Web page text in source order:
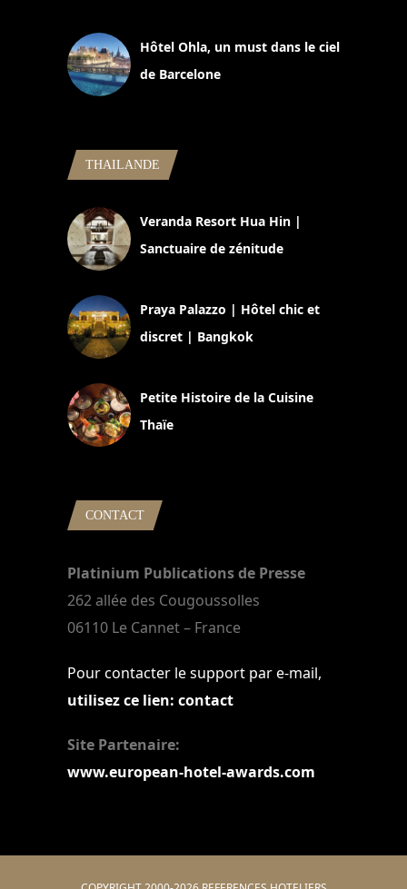
Hôtel Ohla, un must dans le ciel
de Barcelone
THAILANDE
Veranda Resort Hua Hin |
Sanctuaire de zénitude
Praya Palazzo | Hôtel chic et
discret | Bangkok
Petite Histoire de la Cuisine
Thaïe
CONTACT
Platinium Publications de Presse
262 allée des Cougoussolles
06110 Le Cannet – France
Pour contacter le support par e-mail,
utilisez ce lien: contact
Site Partenaire:
www.european-hotel-awards.com